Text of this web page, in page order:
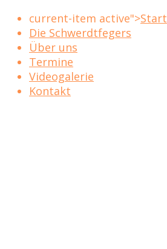
current-item active">Start
Die Schwerdtfegers
Über uns
Termine
Videogalerie
Kontakt